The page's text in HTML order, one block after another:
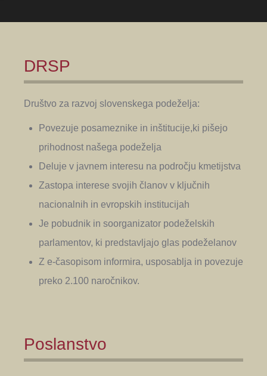
DRSP
Društvo za razvoj slovenskega podeželja:
Povezuje posameznike in inštitucije,ki pišejo
prihodnost našega podeželja
Deluje v javnem interesu na področju kmetijstva
Zastopa interese svojih članov v ključnih
nacionalnih in evropskih institucijah
Je pobudnik in soorganizator podeželskih
parlamentov, ki predstavljajo glas podeželanov
Z e-časopisom informira, usposablja in povezuje
preko 2.100 naročnikov.
Poslanstvo